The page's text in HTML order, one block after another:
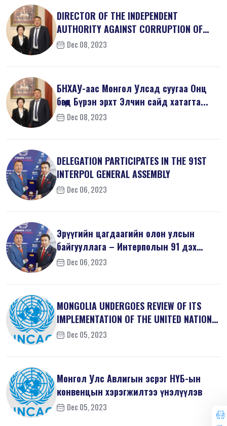
DIRECTOR OF THE INDEPENDENT
AUTHORITY AGAINST CORRUPTION OF
MONGOLIA M...
Dec 08, 2023
БНХАУ-аас Монгол Улсад суугаа Онц
бөгөөд Бүрэн эрхт Элчин сайд хатагта...
Dec 08, 2023
DELEGATION PARTICIPATES IN THE 91ST
INTERPOL GENERAL ASSEMBLY
Dec 06, 2023
Эрүүгийн цагдаагийн олон улсын
байгууллага – Интерполын 91 дэх
удаагий...
Dec 06, 2023
MONGOLIA UNDERGOES REVIEW OF ITS
IMPLEMENTATION OF THE UNITED NATIONS
... Dec 05, 2023
Монгол Улс Авлигын эсрэг НҮБ-ын
конвенцын хэрэгжилтээ үнэлүүлэв
Dec 05, 2023